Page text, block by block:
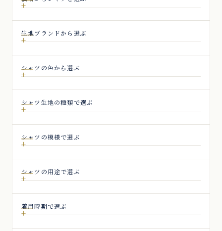
り
生地ブランドから選ぶ
シャツの色から選ぶ
シャツ生地の種類で選ぶ
シャツの模様で選ぶ
シャツの用途で選ぶ
着用時期で選ぶ